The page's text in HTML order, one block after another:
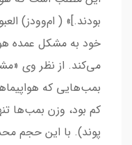
بودند.]» ( ام‌وودز)
خود به مشکل عمده
می‌کند. از نظر وی
بمب‌هایی که
پوند). با این حجم